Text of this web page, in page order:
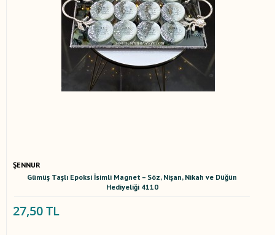
ŞENNUR
Gümüş Taşlı Epoksi İsimli Magnet – Söz, Nişan, Nikah ve Düğün
Hediyeliği 4110
27,50 TL